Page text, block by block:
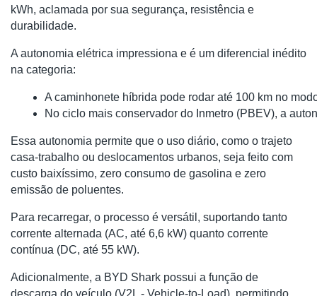
kWh, aclamada por sua segurança, resistência e
durabilidade.
A autonomia elétrica impressiona e é um diferencial inédito
na categoria:
A caminhonete híbrida pode rodar até 100 km no
No ciclo mais conservador do Inmetro (PBEV), a
Essa autonomia permite que o uso diário, como o trajeto
casa-trabalho ou deslocamentos urbanos, seja feito com
custo baixíssimo, zero consumo de gasolina e zero
emissão de poluentes.
Para recarregar, o processo é versátil, suportando tanto
corrente alternada (AC, até 6,6 kW) quanto corrente
contínua (DC, até 55 kW).
Adicionalmente, a BYD Shark possui a função de
descarga do veículo (V2L - Vehicle-to-Load), permitindo